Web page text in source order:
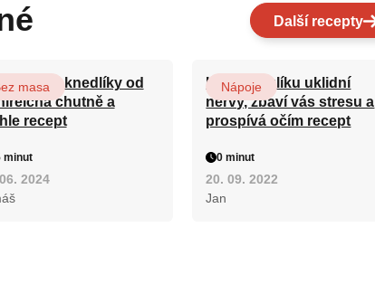
Další recepty
knedlíky od
chutně a
recept
masa
minut
2024
Kořen kozlíku uklidní
nervy, zbaví vás stresu a
prospívá očím recept
Nápoje
0 minut
20. 09. 2022
Jan